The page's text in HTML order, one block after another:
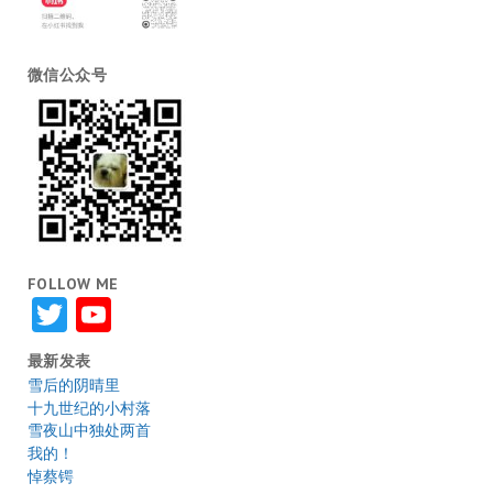
微信公众号
FOLLOW ME
TwitterYouTube
最新发表
雪后的阴晴里
十九世纪的小村落
雪夜山中独处两首
我的！
悼蔡锷